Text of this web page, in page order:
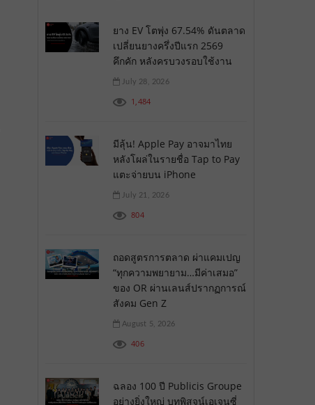
ยาง EV โตพุ่ง 67.54% ดันตลาด
เปลี่ยนยางครึ่งปีแรก 2569
คึกคัก หลังครบวงรอบใช้งาน
July 28, 2026
1,484
มีลุ้น! Apple Pay อาจมาไทย
หลังโผล่ในรายชื่อ Tap to Pay
แตะจ่ายบน iPhone
July 21, 2026
804
ถอดสูตรการตลาด ผ่าแคมเปญ
“ทุกความพยายาม…มีค่าเสมอ”
ของ OR ผ่านเลนส์ปรากฏการณ์
สังคม Gen Z
August 5, 2026
406
ฉลอง 100 ปี Publicis Groupe
อย่างยิ่งใหญ่ บทพิสูจน์เอเจนซี่